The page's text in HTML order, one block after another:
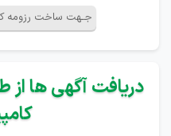
جـهت ساخت رزومه
دریافت آگهی ها از